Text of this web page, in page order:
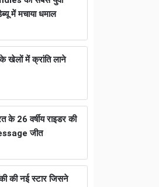
में मचाया धमाल
में क्रांति लाने
26 वर्षीय राइडर की
जीत
की नई स्टार जिसने